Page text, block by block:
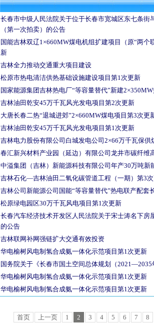
长春市中级人民法院关于位于长春市宽城区东七条
（第一次拍卖）的公告
国能吉林双辽1×660MW煤电机组扩建项目（原“两
新
吉林全力推动交通重大项目建设
松原市热电清洁供热基础设施建设项目第1次更新
国家能源集团吉林热电厂“等容量替代”新建
吉林油田乾安45万千瓦风光发电项目第2次更新
大唐长春二热“退城进郊”2×660MW煤电项目第3次更
吉林油田乾安45万千瓦风光发电项目第1次更新
吉林电力股份有限公司白城发电公司2×66万千瓦保供
春汇新兴材料产业园（延边）有限公司龙井市碳纤维
中溢集团（吉林）新能源科技有限公司年产30万吨新
吉林石化—吉林油田二氧化碳管道工程（一期）第3
吉林公司新能源公司国能“等容量替代”热电联产配套
松原绿电园区30万千瓦风电项目第1次更新
长春汽车经济技术开发区人民法院关于宋士涛名下
的公告
吉林联网补网强链扩大交通有效投资
华电榆树风电制氢合成氨一体化示范项目第1次更新
国务院关于《长春市国土空间总体规划（2021—2035
华电榆树风电制氢合成氨一体化示范项目第1次更新
华电榆树风电制氢合成氨一体化示范项目第1次更新
首页 上一页 1 2 3 4 5 6 7 8